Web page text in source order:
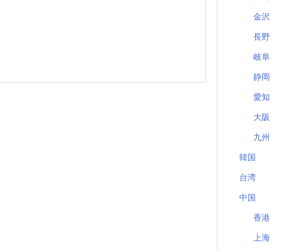
金沢
長野
岐阜
静岡
愛知
大阪
九州
韓国
台湾
中国
香港
上海